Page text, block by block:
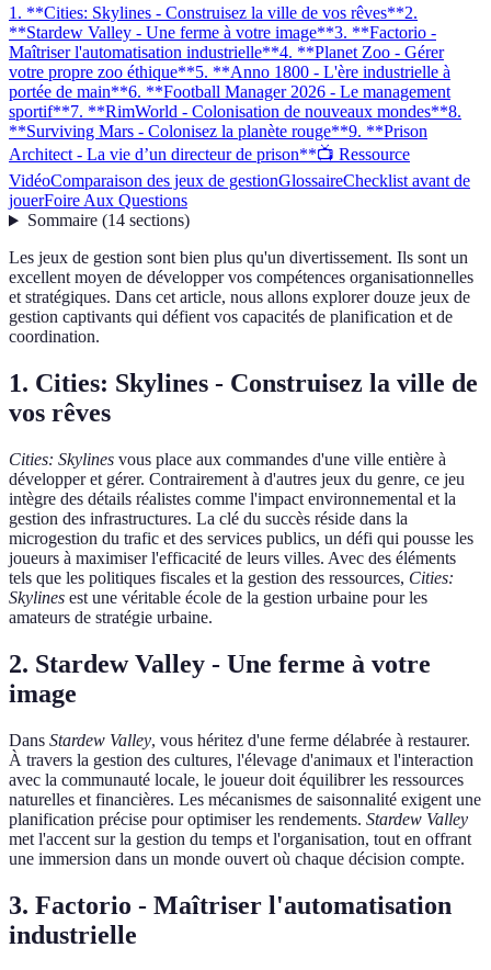
1. **Cities: Skylines - Construisez la ville de vos rêves**2.
**Stardew Valley - Une ferme à votre image**3. **Factorio -
Maîtriser l'automatisation industrielle**4. **Planet Zoo - Gérer
votre propre zoo éthique**5. **Anno 1800 - L'ère industrielle à
portée de main**6. **Football Manager 2026 - Le management
sportif**7. **RimWorld - Colonisation de nouveaux mondes**8.
**Surviving Mars - Colonisez la planète rouge**9. **Prison
Architect - La vie d’un directeur de prison**📺 Ressource
VidéoComparaison des jeux de gestionGlossaireChecklist avant de
jouerFoire Aux Questions
Sommaire(14 sections)
Les jeux de gestion sont bien plus qu'un divertissement. Ils sont un
excellent moyen de développer vos compétences organisationnelles
et stratégiques. Dans cet article, nous allons explorer douze jeux de
gestion captivants qui défient vos capacités de planification et de
coordination.
1. Cities: Skylines - Construisez la ville de
vos rêves
Cities: Skylines vous place aux commandes d'une ville entière à
développer et gérer. Contrairement à d'autres jeux du genre, ce jeu
intègre des détails réalistes comme l'impact environnemental et la
gestion des infrastructures. La clé du succès réside dans la
microgestion du trafic et des services publics, un défi qui pousse les
joueurs à maximiser l'efficacité de leurs villes. Avec des éléments
tels que les politiques fiscales et la gestion des ressources, Cities:
Skylines est une véritable école de la gestion urbaine pour les
amateurs de stratégie urbaine.
2. Stardew Valley - Une ferme à votre
image
Dans Stardew Valley, vous héritez d'une ferme délabrée à restaurer.
À travers la gestion des cultures, l'élevage d'animaux et l'interaction
avec la communauté locale, le joueur doit équilibrer les ressources
naturelles et financières. Les mécanismes de saisonnalité exigent une
planification précise pour optimiser les rendements. Stardew Valley
met l'accent sur la gestion du temps et l'organisation, tout en offrant
une immersion dans un monde ouvert où chaque décision compte.
3. Factorio - Maîtriser l'automatisation
industrielle